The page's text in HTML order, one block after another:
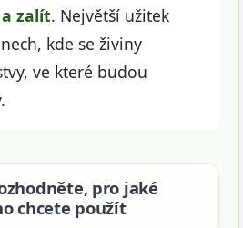
zalít. Největší užitek
kde se živiny
ve které budou
pro jaké
chcete použít